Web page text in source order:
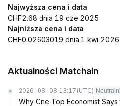
Najwyższa cena i data
CHF2.68 dnia 19 cze 2025
Najniższa cena i data
CHF0.02603019 dnia 1 kwi 2026
Aktualności Matchain
2026-08-08 13:17 (UTC)
Why One Top Economist Says